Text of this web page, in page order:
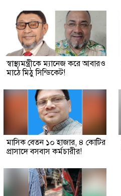
স্বাস্থ্যমন্ত্রীকে ম্যানেজ করে আবারও
মাঠে মিঠু সিন্ডিকেট!
মাসিক বেতন ১০ হাজার, ৪ কোটির
প্রাসাদে বসবাস কর্মচারীর!